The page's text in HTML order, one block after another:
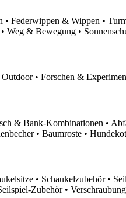
• Federwippen & Wippen •
Weg & Bewegung •
• Forschen &
& Bank-Kombinationen •
• Baumroste •
• Schaukelzubehör •
Zubehör •